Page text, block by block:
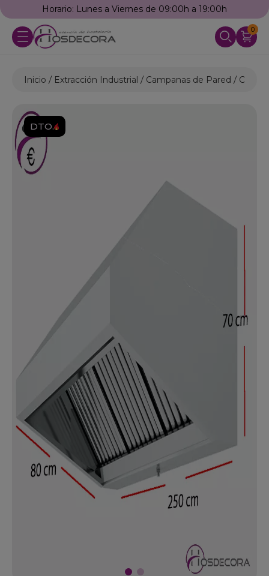
Horario: Lunes a Viernes de 09:00h a 19:00h
0
Inicio Extracción Industrial Campanas de Pared
DTO.